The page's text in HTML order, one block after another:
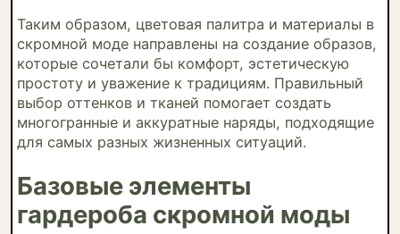
Таким образом, цветовая палитра и материалы в
скромной моде направлены на создание образов,
которые сочетали бы комфорт, эстетическую
простоту и уважение к традициям. Правильный
выбор оттенков и тканей помогает создать
многогранные и аккуратные наряды, подходящие
для самых разных жизненных ситуаций.
Базовые элементы
гардероба скромной моды